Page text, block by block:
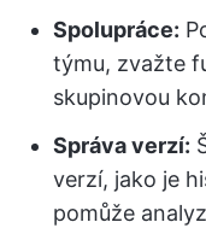
Spolupráce:
týmu, zvažte
skupinovou
Správa verzí:
verzí, jako je
pomůže